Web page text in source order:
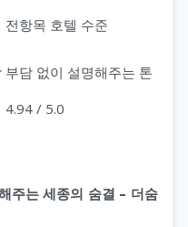
전항목 호텔 수준
부담 없이 설명해주는 톤
4.94 / 5.0
주는 세종의 숨결 – 더숨